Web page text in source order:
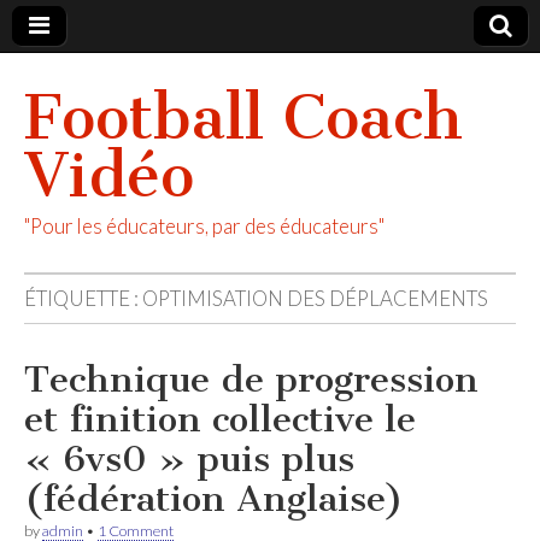
Football Coach
Vidéo
"Pour les éducateurs, par des éducateurs"
ÉTIQUETTE : OPTIMISATION DES DÉPLACEMENTS
Technique de progression
et finition collective le
« 6vs0 » puis plus
(fédération Anglaise)
byadmin • 1 Comment